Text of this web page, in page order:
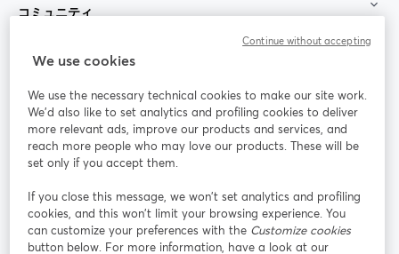
コミュニティ
StreamYard：
参加する
ライ
ンセ
ミナ
ー
Facebook
新しいタブで開く(Twitter)
YouTube
Instagram
新しいタブで開く
LinkedIn
新しいタブで開く
We use cookies
We use the necessary technical cookies to make our site work.
We'd also like to set analytics and profiling cookies to deliver
more relevant ads, improve our products and services, and
reach more people who may love our products. These will be
set only if you accept them.
If you close this message, we won’t set analytics and profiling
cookies, and this won’t limit your browsing experience. You
can customize your preferences with the Customize cookies
button below. For more information, have a look at our
Continue without accepting